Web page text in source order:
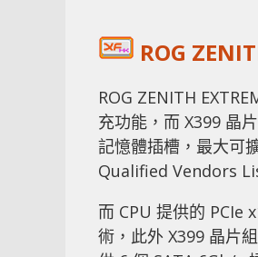
ROG
ROG ZENITH
充功能，而 X399 晶
記憶體插槽，最大可
Qualified Vendors
而 CPU 提供的 PCIe
術，此外 X399 晶片